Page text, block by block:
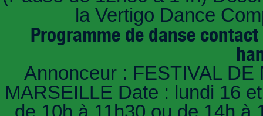
la Vertigo Dance
Programme de danse
Annonceur : FESTIVAL
MARSEILLE Date : lundi 16